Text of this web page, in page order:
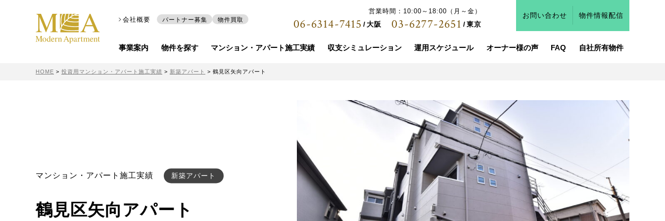
会社概要 パートナー募集 物件買取
営業時間：10:00～18:00（月～金）
大阪
06-6314-7415 東京
03-6277-2651
お問い合わせ 物件情報配信
事業案内 物件を探す マンション・アパート施工実績 収支シミュレーション 運用スケジュール オーナー様の声 FAQ 自社所有物件
HOME > 投資用マンション・アパート施工実績 > 新築アパート > 鶴見区矢向アパート
マンション・アパート施工実績 新築アパート
鶴見区矢向アパート